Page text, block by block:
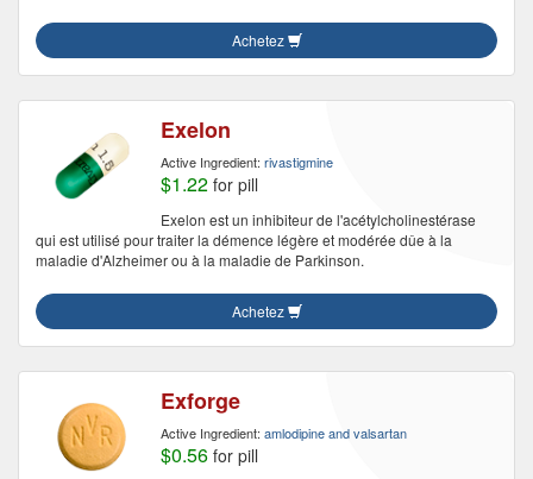
Achetez
Exelon
Active Ingredient: rivastigmine
$1.22 for pill
Exelon est un inhibiteur de l'acétylcholinestérase
qui est utilisé pour traiter la démence légère et modérée dûe à la
maladie d'Alzheimer ou à la maladie de Parkinson.
Achetez
Exforge
Active Ingredient: amlodipine and valsartan
$0.56 for pill